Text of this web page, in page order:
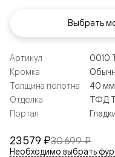
23 579 ₽30 699 ₽
Необходимо выбрать
Артикул
0010
Кромка
Толщина полотна
40 мм
Отделка
ТФД
Портал
Выбрать